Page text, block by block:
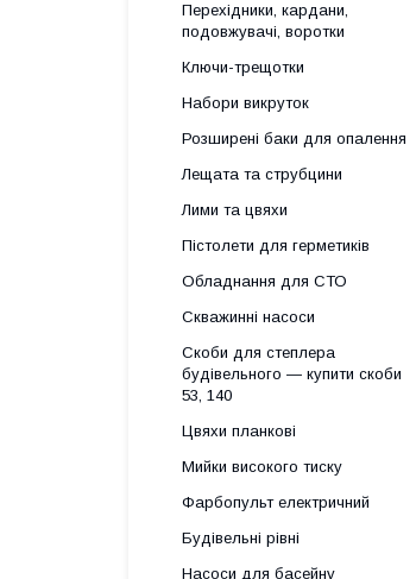
Перехідники, кардани,
подовжувачі, воротки
Ключи-трещотки
Набори викруток
Розширені баки для опалення
Лещата та струбцини
Лими та цвяхи
Пістолети для герметиків
Обладнання для СТО
Скважинні насоси
Скоби для степлера
будівельного — купити скоби
53, 140
Цвяхи планкові
Мийки високого тиску
Фарбопульт електричний
Будівельні рівні
Насоси для басейну